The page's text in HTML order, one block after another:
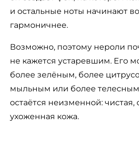
и остальные ноты начинают
гармоничнее.
Возможно, поэтому нероли
не кажется устаревшим. Его
более зелёным, более
мыльным или более
остаётся неизменной: чистая,
ухоженная кожа.